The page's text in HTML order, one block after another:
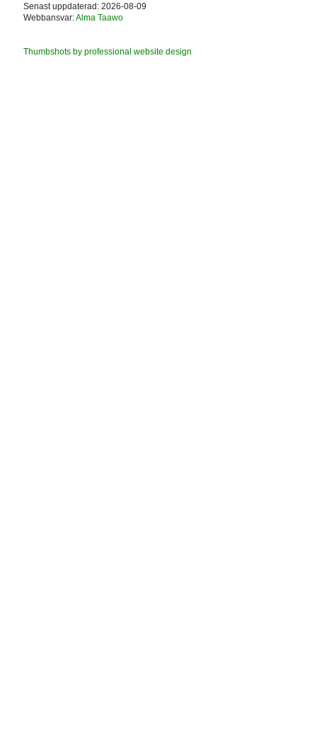
Senast uppdaterad: 2026-08-09
Webbansvar:Alma Taawo
Thumbshots by professional website design